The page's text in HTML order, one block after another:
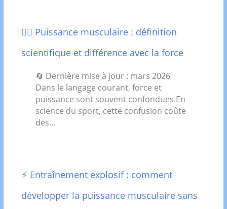
🏋️‍♂️ Puissance musculaire : définition
scientifique et différence avec la force
🔄 Dernière mise à jour : mars 2026
Dans le langage courant, force et
puissance sont souvent confondues.En
science du sport, cette confusion coûte
des…
⚡ Entraînement explosif : comment
développer la puissance musculaire sans